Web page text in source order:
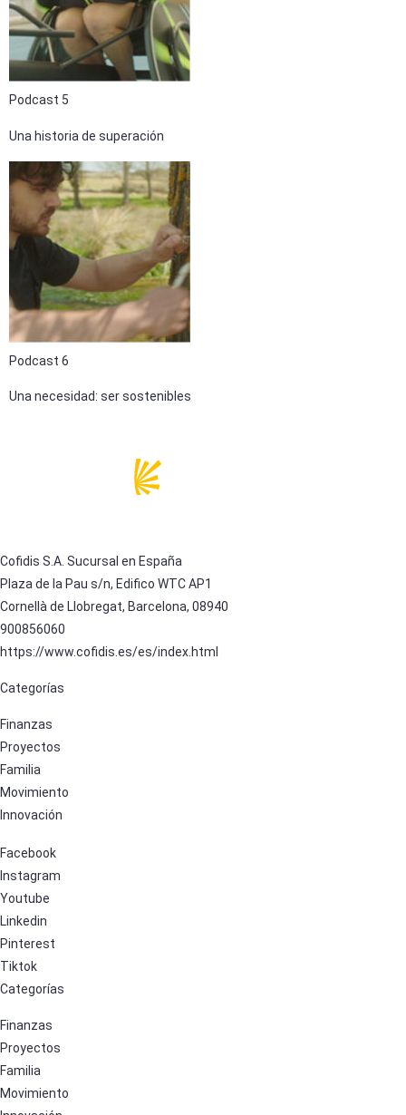
Podcast 5
Una historia de superación
Podcast 6
Una necesidad: ser sostenibles
Cofidis S.A. Sucursal en España
Plaza de la Pau s/n, Edifico WTC AP1
Cornellà de Llobregat, Barcelona, 08940
900856060
https://www.cofidis.es/es/index.html
Categorías
Finanzas
Proyectos
Familia
Movimiento
Innovación
Facebook
Instagram
Youtube
Linkedin
Pinterest
Tiktok
Categorías
Finanzas
Proyectos
Familia
Movimiento